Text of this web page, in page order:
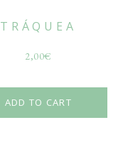
TRÁQUEA
2,00€
ADD TO CART